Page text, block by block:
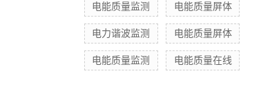
电能质量监测 电能质量屏体
电力谐波监测 电能质量屏体
电能质量监测 电能质量在线